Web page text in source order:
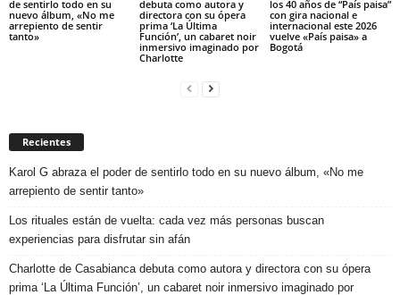
de sentirlo todo en su
nuevo álbum, «No me
arrepiento de sentir
tanto»
debuta como autora y
directora con su ópera
prima ‘La Última
Función’, un cabaret noir
inmersivo imaginado por
Charlotte
los 40 años de “País paisa”
con gira nacional e
internacional este 2026
vuelve «País paisa» a
Bogotá
Recientes
Karol G abraza el poder de sentirlo todo en su nuevo álbum, «No me
arrepiento de sentir tanto»
Los rituales están de vuelta: cada vez más personas buscan
experiencias para disfrutar sin afán
Charlotte de Casabianca debuta como autora y directora con su ópera
prima ‘La Última Función’, un cabaret noir inmersivo imaginado por